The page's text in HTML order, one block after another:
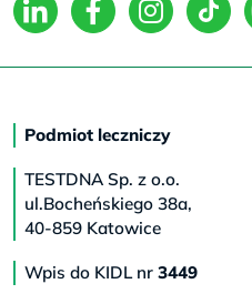
Podmiot leczniczy
TESTDNA Sp. z o.o.
ul.Bocheńskiego 38a,
40-859 Katowice
Wpis do KIDL nr 3449